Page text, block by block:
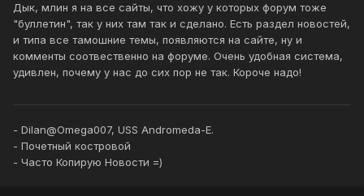
Дык, млин я на все сайты, что хожу у которых форум тоже
"буллетин", так у них там так и сделано. Есть раздел новостей,
и типа все тамошние темы, появляются на сайте, ну и
комменты соотвественно на форуме. Очень удобная система,
удивлен, почему у нас до сих пор не так. Короче надо!
- Dilan@Omega007, USS Andromeda-E.
- Почетный костровой
- Часто Копирую Новости =)